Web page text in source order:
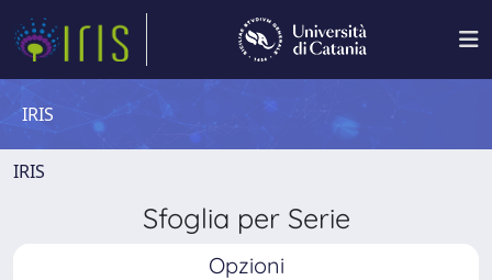
IRIS
IRIS
Sfoglia per Serie
Opzioni